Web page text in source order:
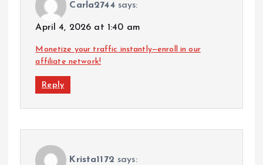
Carla2744 says:
April 4, 2026 at 1:40 am
Monetize your traffic instantly—enroll in our
affiliate network!
Reply
Krista1172 says: